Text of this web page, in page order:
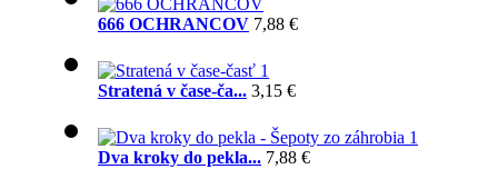
666 OCHRANCOV 7,88 €
Stratená v čase-ča... 3,15 €
Dva kroky do pekla... 7,88 €